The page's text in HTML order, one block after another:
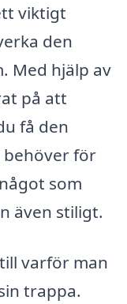
viktigt
den
Med hjälp av
på att
få den
behöver för
som
även stiligt.
varför man
trappa.